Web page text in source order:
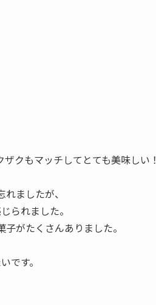
クもマッチしてとても美味しい！
ましたが、
られました。
がたくさんありました。
です。